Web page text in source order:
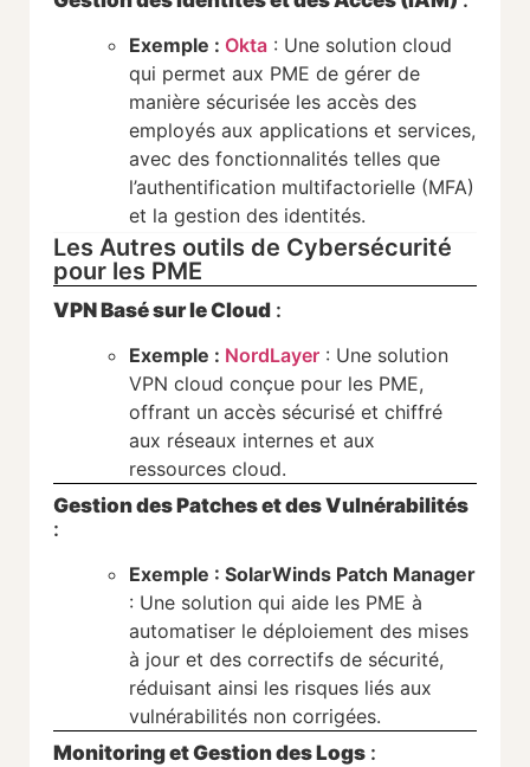
Exemple : Okta : Une solution cloud
qui permet aux PME de gérer de
manière sécurisée les accès des
employés aux applications et services,
avec des fonctionnalités telles que
l’authentification multifactorielle (MFA)
et la gestion des identités.
Les Autres outils de Cybersécurité
pour les PME
VPN Basé sur le Cloud :
Exemple : NordLayer : Une solution
VPN cloud conçue pour les PME,
offrant un accès sécurisé et chiffré
aux réseaux internes et aux
ressources cloud.
Gestion des Patches et des Vulnérabilités
:
Exemple : SolarWinds Patch Manager
: Une solution qui aide les PME à
automatiser le déploiement des mises
à jour et des correctifs de sécurité,
réduisant ainsi les risques liés aux
vulnérabilités non corrigées.
Monitoring et Gestion des Logs :